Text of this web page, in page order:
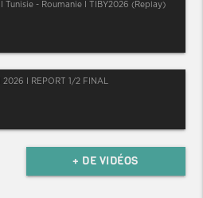
I Tunisie - Roumanie I TIBY2026 (Replay)
2026 I REPORT 1/2 FINAL
+ DE VIDÉOS